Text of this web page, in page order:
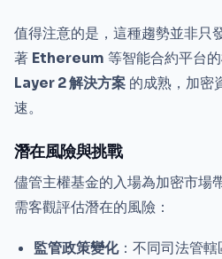
值得注意的是，這種趨勢並非
著 Ethereum 等智能合約平台
Layer 2 解決方案 的成熟，加密
速。
潛在風險與挑戰
儘管主權基金的入場為加密市場
需客觀評估潛在的風險：
監管政策變化：不同司法管